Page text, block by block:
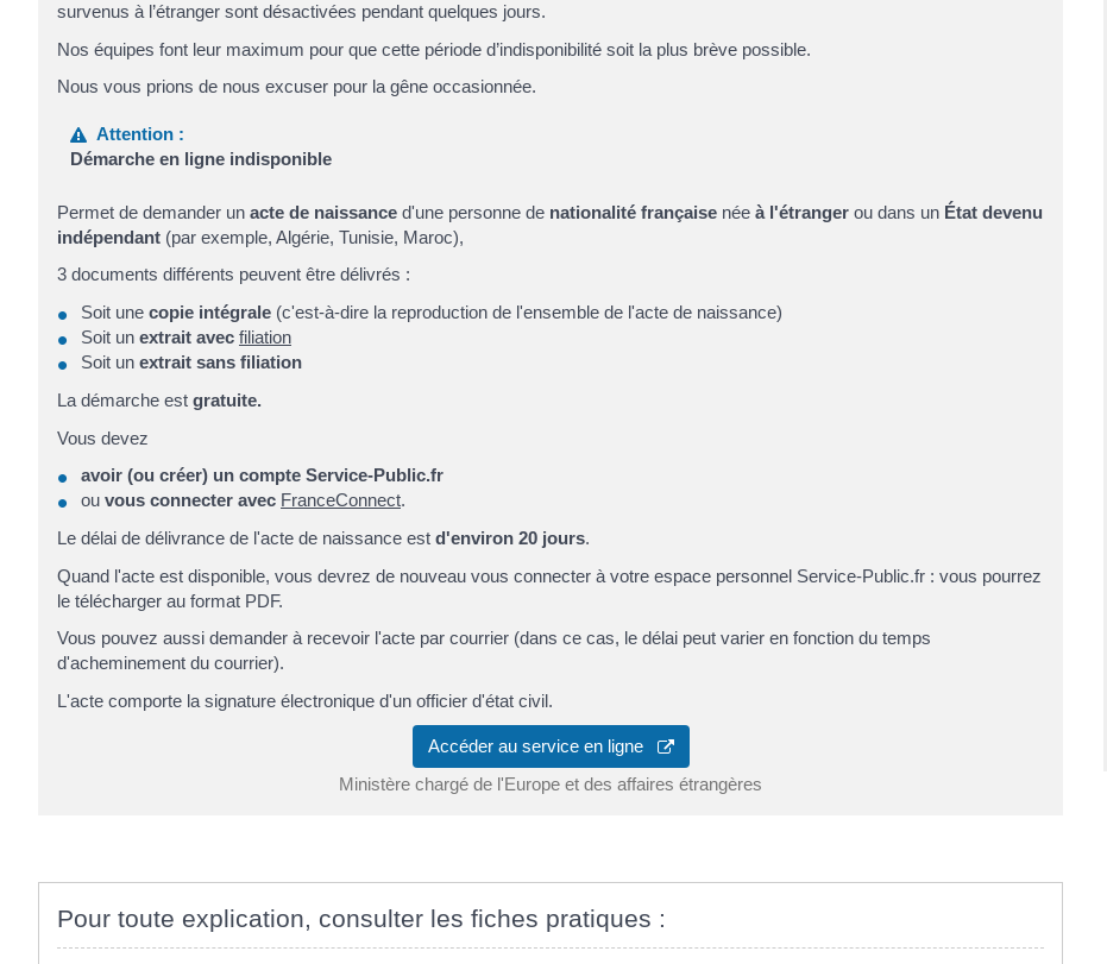
survenus à l’étranger sont désactivées pendant quelques jours.
Nos équipes font leur maximum pour que cette période d’indisponibilité soit la plus brève possible.
Nous vous prions de nous excuser pour la gêne occasionnée.
Attention :
Démarche en ligne indisponible
Permet de demander un acte de naissance d'une personne de nationalité française née à l'étranger ou dans un État devenu
indépendant (par exemple, Algérie, Tunisie, Maroc),
3 documents différents peuvent être délivrés :
Soit une copie intégrale (c'est-à-dire la reproduction de l'ensemble de l'acte de naissance)
Soit un extrait avec filiation
Soit un extrait sans filiation
La démarche est gratuite.
Vous devez
avoir (ou créer) un compte Service-Public.fr
ou vous connecter avec FranceConnect.
Le délai de délivrance de l'acte de naissance est d'environ 20 jours.
Quand l'acte est disponible, vous devrez de nouveau vous connecter à votre espace personnel Service-Public.fr : vous pourrez
le télécharger au format PDF.
Vous pouvez aussi demander à recevoir l'acte par courrier (dans ce cas, le délai peut varier en fonction du temps
d'acheminement du courrier).
L'acte comporte la signature électronique d'un officier d'état civil.
Accéder au service en ligne
Ministère chargé de l'Europe et des affaires étrangères
Pour toute explication, consulter les fiches pratiques :